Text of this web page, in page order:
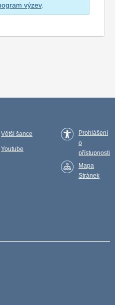
výzev.
Větší šance
Youtube
Prohlášení
o
přístupnosti
Mapa
Stránek